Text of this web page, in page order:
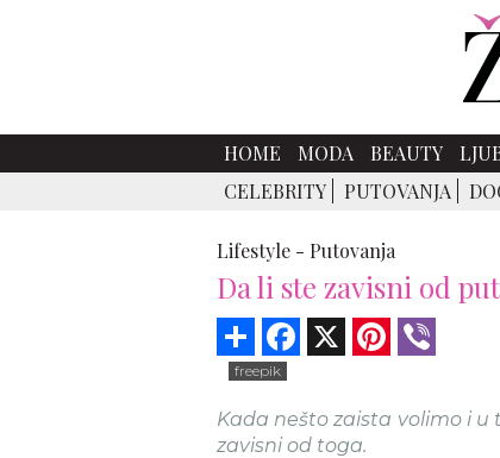
HOME MODA BEAUTY
CELEBRITY
PUTOVANJA
Lifestyle - Putovanja
Da li ste zavisni od
Share Facebook Pinterest
freepik
Kada nešto zaista volimo i
zavisni od toga.